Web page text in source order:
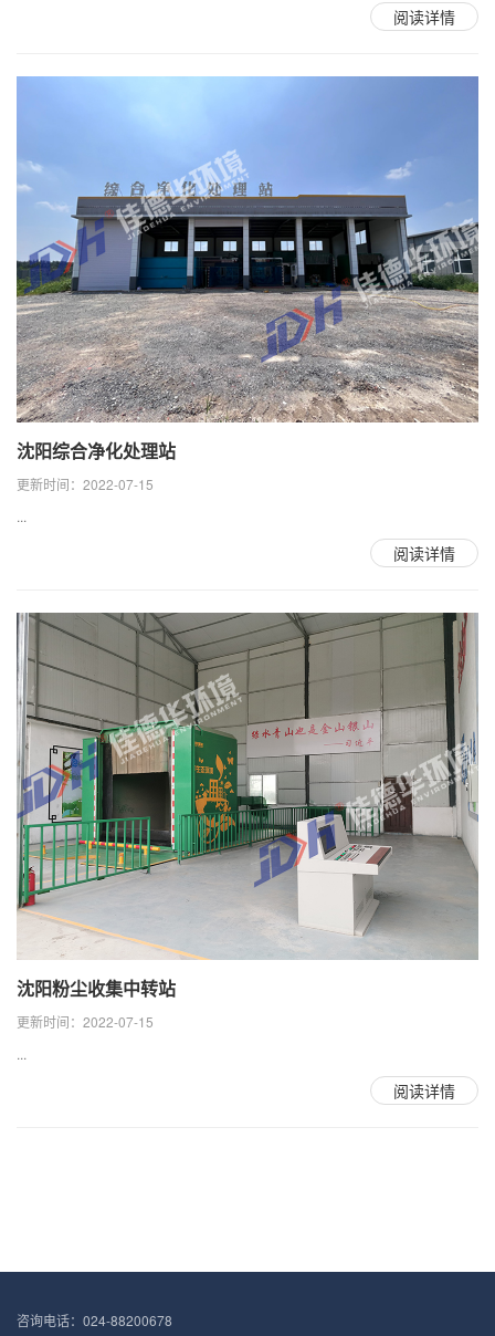
阅读详情
沈阳综合净化处理站
更新时间：2022-07-15
...
阅读详情
沈阳粉尘收集中转站
更新时间：2022-07-15
...
阅读详情
咨询电话：024-88200678